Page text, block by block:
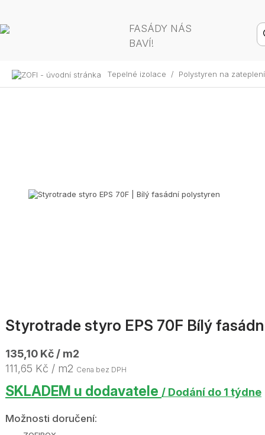
FASÁDY NÁS
BAVÍ!
Tepelné izolace / Polystyren na
Styrotrade styro EPS 70F Bílý
135,10 Kč / m2
111,65 Kč / m2 Cena bez DPH
SKLADEM u dodavatele / Dodání do 1 týdne
Možnosti doručení: